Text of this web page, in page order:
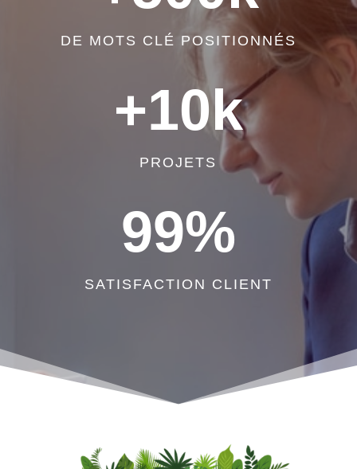
DE MOTS CLÉ POSITIONNÉS
+10k
PROJETS
99%
SATISFACTION CLIENT